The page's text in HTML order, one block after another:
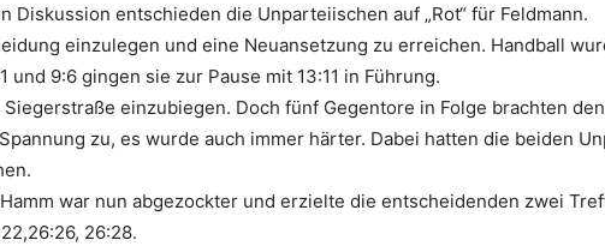
Diskussion entschieden die Unparteiischen auf „Rot“ für Feldmann.
einzulegen und eine Neuansetzung zu erreichen. Handball
9:6 gingen sie zur Pause mit 13:11 in Führung.
einzubiegen. Doch fünf Gegentore in Folge brachten
zu, es wurde auch immer härter. Dabei hatten die beiden
war nun abgezockter und erzielte die entscheidenden zwei
26:28.